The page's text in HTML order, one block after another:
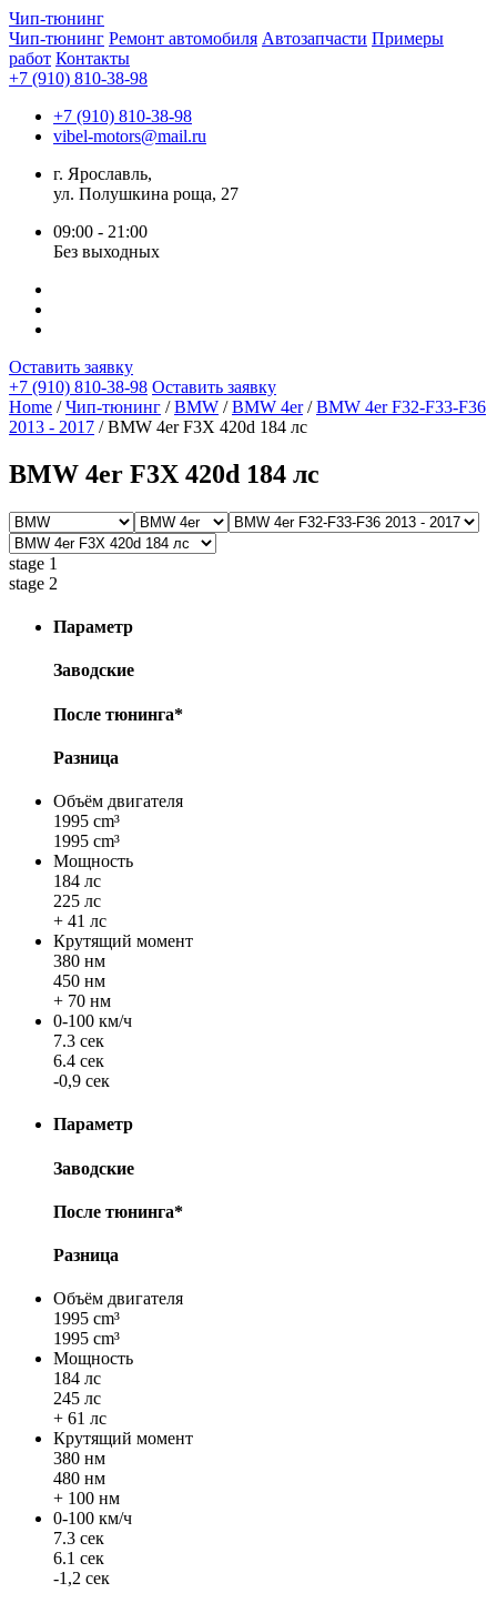
Чип-тюнинг
Чип-тюнинг Ремонт автомобиля Автозапчасти Примеры
работ Контакты
+7 (910) 810-38-98
+7 (910) 810-38-98
vibel-motors@mail.ru
г. Ярославль,
ул. Полушкина роща, 27
09:00 - 21:00
Без выходных
Оставить заявку
+7 (910) 810-38-98 Оставить заявку
Home /Чип-тюнинг /BMW /BMW 4er/BMW 4er F32-F33-F36
2013 - 2017 / BMW 4er F3X 420d 184 лс
BMW 4er F3X 420d 184 лс
stage 1
stage 2
Параметр
Заводские
После тюнинга*
Разница
Объём двигателя
1995 cm³
1995 cm³
Мощность
184 лс
225 лс
+ 41 лс
Крутящий момент
380 нм
450 нм
+ 70 нм
0-100 км/ч
7.3 сек
6.4 сек
-0,9 сек
Параметр
Заводские
После тюнинга*
Разница
Объём двигателя
1995 cm³
1995 cm³
Мощность
184 лс
245 лс
+ 61 лс
Крутящий момент
380 нм
480 нм
+ 100 нм
0-100 км/ч
7.3 сек
6.1 сек
-1,2 сек